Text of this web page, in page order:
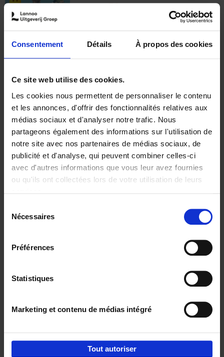
Consentement Détails À propos des cookies
Ce site web utilise des cookies.
Les cookies nous permettent de personnaliser le contenu
et les annonces, d'offrir des fonctionnalités relatives aux
médias sociaux et d'analyser notre trafic. Nous
partageons également des informations sur l'utilisation de
notre site avec nos partenaires de médias sociaux, de
publicité et d'analyse, qui peuvent combiner celles-ci
avec d'autres informations que vous leur avez fournies
ou qu'ils ont collectées lors de votre utilisation de leurs
Nécessaires
Préférences
Statistiques
Marketing et contenu de médias intégré
Tout autoriser
€37,50
Building Bonds = Building
Business
Jochen Roef Jozefien De Feyter
Carolien Boom
Couverture souple
2025 200
€29,99
Digital marketing like a PRO -
completely revised edition (EN)